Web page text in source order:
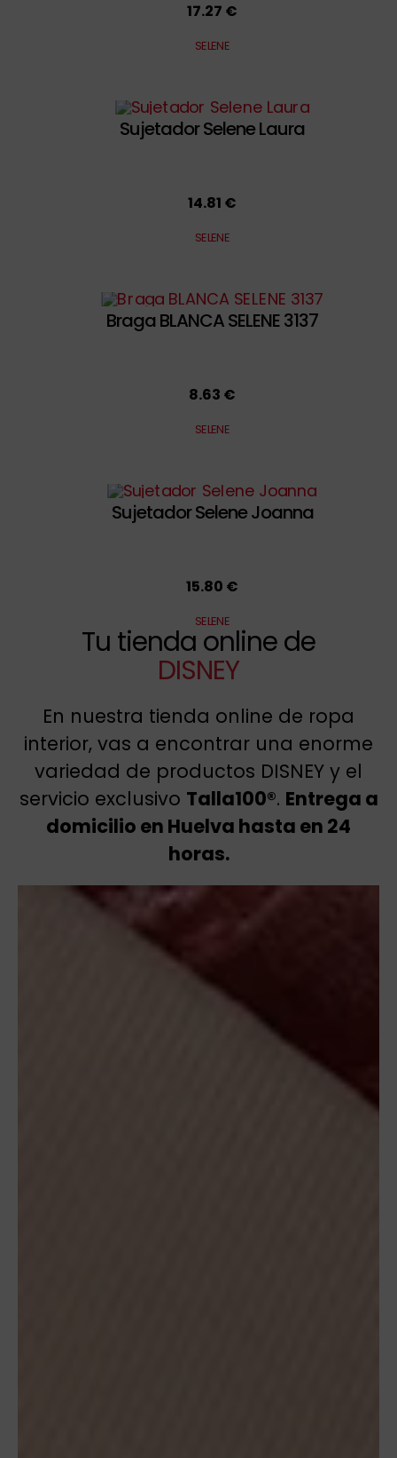
17.27 €
SELENE
Sujetador Selene Laura
14.81 €
SELENE
Braga BLANCA SELENE 3137
8.63 €
SELENE
Sujetador Selene Joanna
15.80 €
SELENE
Tu tienda online de
DISNEY
En nuestra tienda online de ropa
interior, vas a encontrar una enorme
variedad de productos DISNEY y el
servicio exclusivo Talla100®. Entrega a
domicilio en Huelva hasta en 24
horas.